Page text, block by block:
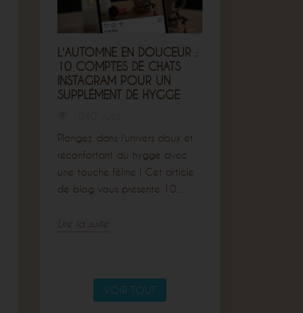
L'AUTOMNE EN DOUCEUR :
10 COMPTES DE CHATS
INSTAGRAM POUR UN
SUPPLÉMENT DE HYGGE
Plongez dans l'univers doux et
réconfortant du hygge avec
une touche féline ! Cet article
de blog vous présente 10...
Lire la suite
VOIR TOUT